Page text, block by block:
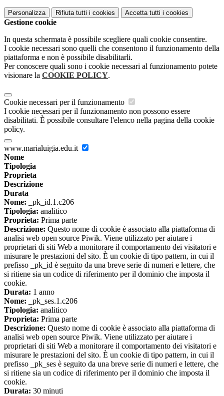
Personalizza Rifiuta tutti i cookies Accetta tutti i cookies
Gestione cookie
In questa schermata è possibile scegliere quali cookie consentire.
I cookie necessari sono quelli che consentono il funzionamento della
piattaforma e non è possibile disabilitarli.
Per conoscere quali sono i cookie necessari al funzionamento potete
visionare la COOKIE POLICY.
Cookie necessari per il funzionamento
I cookie necessari per il funzionamento non possono essere
disabilitati. È possibile consultare l'elenco nella pagina della cookie
policy.
www.marialuigia.edu.it
Nome
Tipologia
Proprieta
Descrizione
Durata
Nome: _pk_id.1.c206
Tipologia: analitico
Proprieta: Prima parte
Descrizione: Questo nome di cookie è associato alla piattaforma di
analisi web open source Piwik. Viene utilizzato per aiutare i
proprietari di siti Web a monitorare il comportamento dei visitatori e
misurare le prestazioni del sito. È un cookie di tipo pattern, in cui il
prefisso _pk_id è seguito da una breve serie di numeri e lettere, che
si ritiene sia un codice di riferimento per il dominio che imposta il
cookie.
Durata: 1 anno
Nome: _pk_ses.1.c206
Tipologia: analitico
Proprieta: Prima parte
Descrizione: Questo nome di cookie è associato alla piattaforma di
analisi web open source Piwik. Viene utilizzato per aiutare i
proprietari di siti Web a monitorare il comportamento dei visitatori e
misurare le prestazioni del sito. È un cookie di tipo pattern, in cui il
prefisso _pk_ses è seguito da una breve serie di numeri e lettere, che
si ritiene sia un codice di riferimento per il dominio che imposta il
cookie.
Durata: 30 minuti